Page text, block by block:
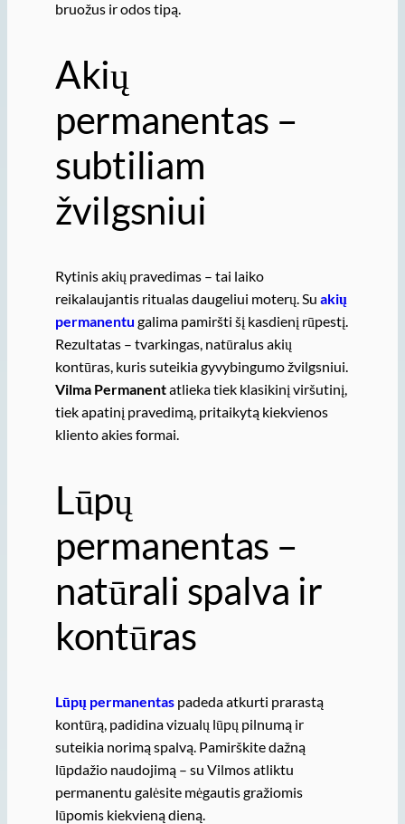
bruožus ir odos tipą.
Akių
permanentas –
subtiliam
žvilgsniui
Rytinis akių pravedimas – tai laiko
reikalaujantis ritualas daugeliui moterų. Su akių
permanentu galima pamiršti šį kasdienį rūpestį.
Rezultatas – tvarkingas, natūralus akių
kontūras, kuris suteikia gyvybingumo žvilgsniui.
Vilma Permanentatlieka tiek klasikinį viršutinį,
tiek apatinį pravedimą, pritaikytą kiekvienos
kliento akies formai.
Lūpų
permanentas –
natūrali spalva ir
kontūras
Lūpų permanentaspadeda atkurti prarastą
kontūrą, padidina vizualų lūpų pilnumą ir
suteikia norimą spalvą. Pamirškite dažną
lūpdažio naudojimą – su Vilmos atliktu
permanentu galėsite mėgautis gražiomis
lūpomis kiekvieną dieną.